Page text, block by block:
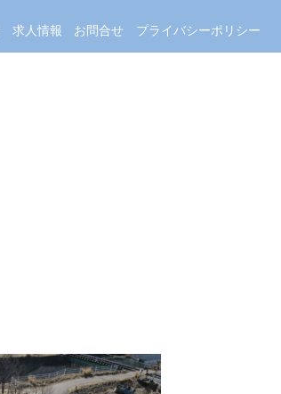
求人情報 お問合せ プライバシーポリシー